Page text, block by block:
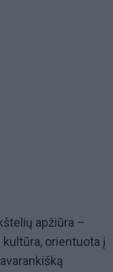
apžiūra –
orientuota į